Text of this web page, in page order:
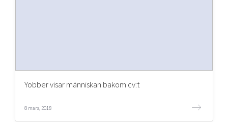
Mer
Yobber visar människan bakom cv:t
8 mars, 2018